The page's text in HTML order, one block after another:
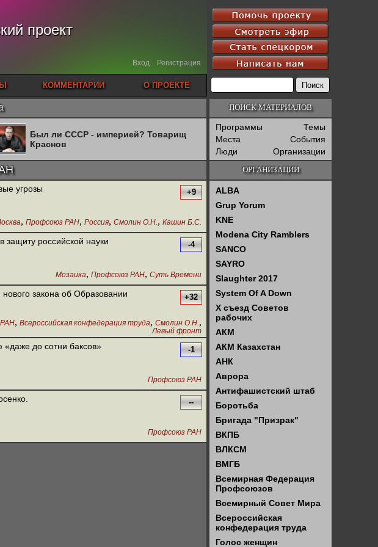
проект
Вход Регистрация
КОММЕНТАРИИ О ПРОЕКТЕ
Был ли СССР - империей? Товарищ
Краснов
угрозы +9
, Профсоюз РАН, Россия, Смолин О.Н., Кашин Б.С.
российской науки -4
Мозаика, Профсоюз РАН, Суть Времени
закона об Образовании +32
, Всероссийская конфедерация труда, Смолин О.Н.,
Левый фронт
«даже до сотни баксов» -1
Профсоюз РАН
--
Профсоюз РАН
ПОИСК МАТЕРИАЛОВ
Программы
Темы
Места
События
Люди
Организации
ОРГАНИЗАЦИИ
ALBA
Grup Yorum
KNE
Modena City Ramblers
SANCO
SAYRO
Slaughter 2017
System Of A Down
X съезд Советов
рабочих
АКМ
АКМ Казахстан
АНК
Аврора
Антифашистский штаб
Боротьба
Бригада "Призрак"
ВКПБ
ВЛКСМ
ВМГБ
Всемирная Федерация
Профсоюзов
Всемирный Совет Мира
Всероссийская
конфедерация труда
Голос женщин